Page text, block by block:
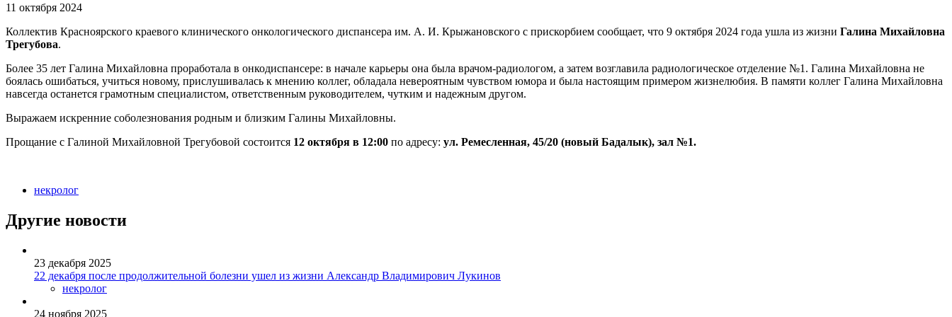
11 октября 2024
Коллектив Красноярского краевого клинического онкологического диспансера им. А. И. Крыжановского с прискорбием сообщает, что 9 октября 2024 года ушла из жизни Галина Михайловна
Трегубова.
Более 35 лет Галина Михайловна проработала в онкодиспансере: в начале карьеры она была врачом-радиологом, а затем возглавила радиологическое отделение №1. Галина Михайловна не
боялась ошибаться, учиться новому, прислушивалась к мнению коллег, обладала невероятным чувством юмора и была настоящим примером жизнелюбия. В памяти коллег Галина Михайловна
навсегда останется грамотным специалистом, ответственным руководителем, чутким и надежным другом.
Выражаем искренние соболезнования родным и близким Галины Михайловны.
Прощание с Галиной Михайловной Трегубовой состоится 12 октября в 12:00 по адресу: ул. Ремесленная, 45/20 (новый Бадалык), зал №1.
некролог
Другие новости
23 декабря 2025
22 декабря после продолжительной болезни ушел из жизни Александр Владимирович Лукинов
некролог
24 ноября 2025